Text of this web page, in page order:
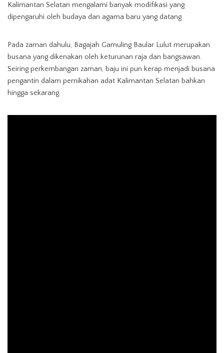
Kalimantan Selatan mengalami banyak modifikasi yang
dipengaruhi oleh budaya dan agama baru yang datang.
Pada zaman dahulu, Bagajah Gamuling Baular Lulut merupakan
busana yang dikenakan oleh keturunan raja dan bangsawan.
Seiring perkembangan zaman, baju ini pun kerap menjadi busana
pengantin dalam pernikahan adat Kalimantan Selatan bahkan
hingga sekarang.